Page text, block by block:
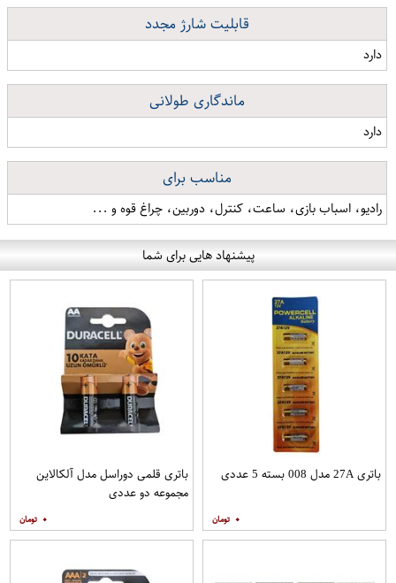
قابلیت شارژ مجدد
دارد
ماندگاری طولانی
دارد
مناسب برای
رادیو، اسباب بازی، ساعت، کنترل، دوربین، چراغ قوه و ...
پیشنهاد هایی برای شما
باتری 27A مدل 008 بسته 5 عددی
۰
باتری قلمی دوراسل مدل آلکالاین
مجموعه دو عددی
۰